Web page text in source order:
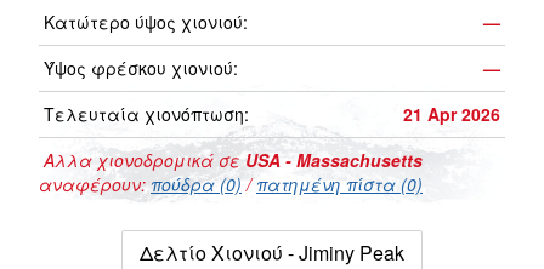
Κατώτερο ύψος χιονιού:
—
Ύψος φρέσκου χιονιού:
—
Τελευταία χιονόπτωση:
21 Apr 2026
Αλλα χιονοδρομικά σεUSA - Massachusetts
αναφέρουν:πούδρα (0)/πατημένη πίστα (0)
Δελτίο Χιονιού - Jiminy Peak